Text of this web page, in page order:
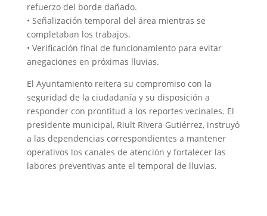
refuerzo del borde dañado.
• Señalización temporal del área mientras se
completaban los trabajos.
• Verificación final de funcionamiento para evitar
anegaciones en próximas lluvias.
El Ayuntamiento reitera su compromiso con la
seguridad de la ciudadanía y su disposición a
responder con prontitud a los reportes vecinales. El
presidente municipal, Riult Rivera Gutiérrez, instruyó
a las dependencias correspondientes a mantener
operativos los canales de atención y fortalecer las
labores preventivas ante el temporal de lluvias.